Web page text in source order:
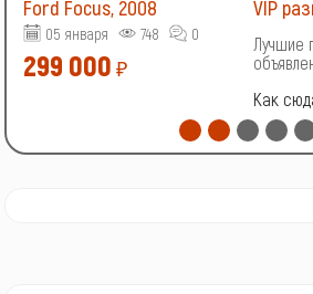
Ford Focus, 2008
05 января 748 0
299 000 ₽
VIP
Лучшие
Как